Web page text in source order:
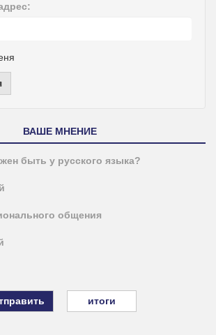
ВАШЕ МНЕНИЕ
быть у русского языка?
общения
итоги